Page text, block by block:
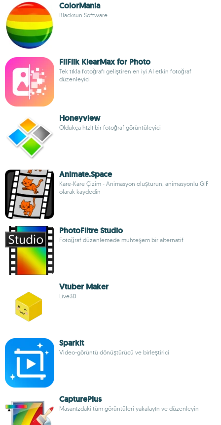
ColorMania
Blacksun Software
FliFlik KlearMax for Photo
Tek tıkla fotoğrafı geliştiren en iyi AI etkin fotoğraf
düzenleyici
Honeyview
Oldukça hızlı bir fotoğraf görüntüleyici
Animate.Space
Kare-Kare Çizim - Animasyon oluşturun, animasyonlu GIF
olarak kaydedin
PhotoFiltre Studio
Fotoğraf düzenlemede muhteşem bir alternatif
Vtuber Maker
Live3D
Sparkit
Video-görüntü dönüştürücü ve birleştirici
CapturePlus
Masanızdaki tüm görüntüleri yakalayın ve düzenleyin